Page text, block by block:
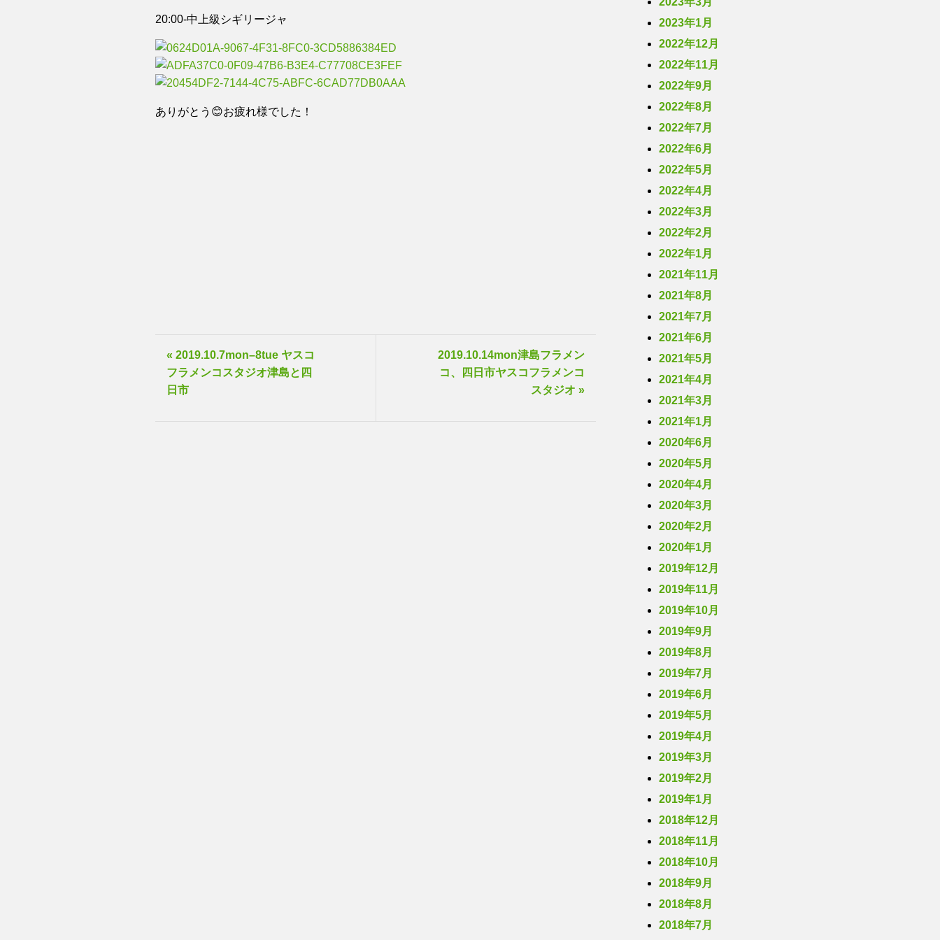
20:00-中上級シギリージャ
ありがとう😊お疲れ様でした！
« 2019.10.7mon–8tue ヤスコ
フラメンコスタジオ津島と四
日市
2019.10.14mon津島フラメン
コ、四日市ヤスコフラメンコ
スタジオ »
2023年1月
2022年12月
2022年11月
2022年9月
2022年8月
2022年7月
2022年6月
2022年5月
2022年4月
2022年3月
2022年2月
2022年1月
2021年11月
2021年8月
2021年7月
2021年6月
2021年5月
2021年4月
2021年3月
2021年1月
2020年6月
2020年5月
2020年4月
2020年3月
2020年2月
2020年1月
2019年12月
2019年11月
2019年10月
2019年9月
2019年8月
2019年7月
2019年6月
2019年5月
2019年4月
2019年3月
2019年2月
2019年1月
2018年12月
2018年11月
2018年10月
2018年9月
2018年8月
2018年7月